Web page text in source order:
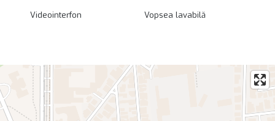
Videointerfon Vopsea lavabilă